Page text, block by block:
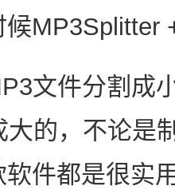
MP3Splitter
文件分割成
大的，不论是
件都是很实